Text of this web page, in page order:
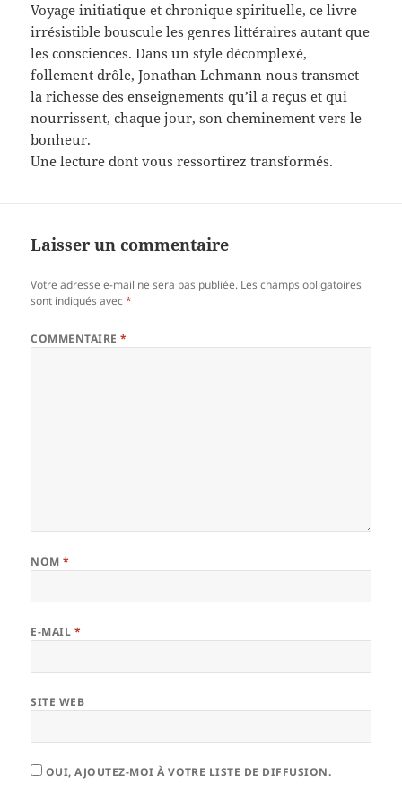
Voyage initiatique et chronique spirituelle, ce livre
irrésistible bouscule les genres littéraires autant que
les consciences. Dans un style décomplexé,
follement drôle, Jonathan Lehmann nous transmet
la richesse des enseignements qu’il a reçus et qui
nourrissent, chaque jour, son cheminement vers le
bonheur.
Une lecture dont vous ressortirez transformés.
Laisser un commentaire
Votre adresse e-mail ne sera pas publiée. Les champs obligatoires
sont indiqués avec*
COMMENTAIRE*
NOM*
E-MAIL *
SITE WEB
OUI, AJOUTEZ-MOI À VOTRE LISTE DE DIFFUSION.